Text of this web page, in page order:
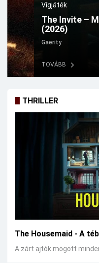
Vígjáték
The Invite –
(2026)
Gaerity
TOVÁBB
THRILLER
The Housemaid - A
A zárt ajtók mögött